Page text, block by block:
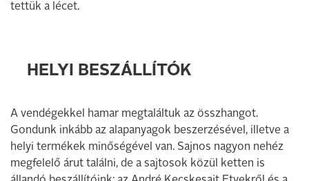
tettük a lécet.
HELYI BESZÁLLÍTÓK
A vendégekkel hamar megtaláltuk az összhangot.
Gondunk inkább az alapanyagok beszerzésével, illetve a
helyi termékek minőségével van. Sajnos nagyon nehéz
megfelelő árut találni, de a sajtosok közül ketten is